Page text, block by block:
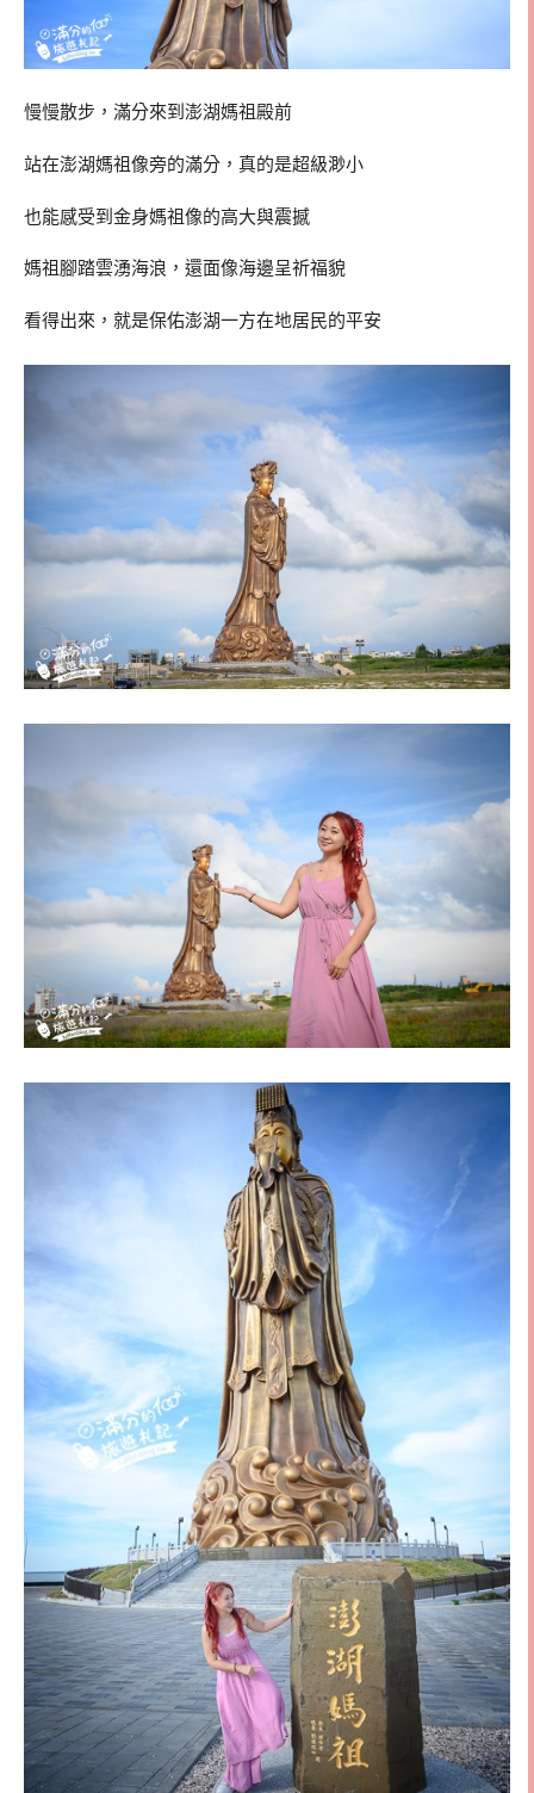
慢慢散步，滿分來到澎湖媽祖殿前
站在澎湖媽祖像旁的滿分，真的是超級渺小
也能感受到金身媽祖像的高大與震撼
媽祖腳踏雲湧海浪，還面像海邊呈祈福貌
看得出來，就是保佑澎湖一方在地居民的平安